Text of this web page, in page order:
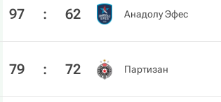
97 : 62 Анадолу Эфес
79 : 72 Партизан